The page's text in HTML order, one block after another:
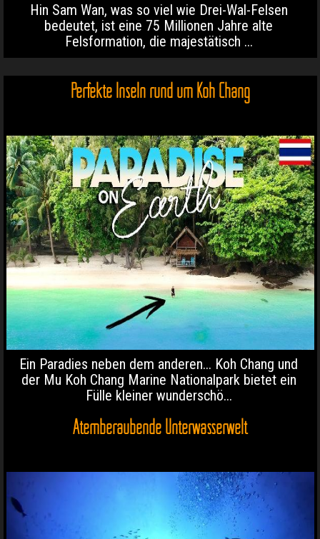
Hin Sam Wan, was so viel wie Drei-Wal-Felsen
bedeutet, ist eine 75 Millionen Jahre alte
Felsformation, die majestätisch ...
Perfekte Inseln rund um Koh Chang
Ein Paradies neben dem anderen... Koh Chang und
der Mu Koh Chang Marine Nationalpark bietet ein
Fülle kleiner wunderschö...
Atemberaubende Unterwasserwelt